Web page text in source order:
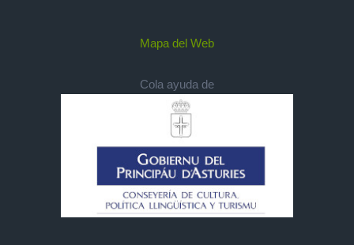
Mapa del Web
Cola ayuda de